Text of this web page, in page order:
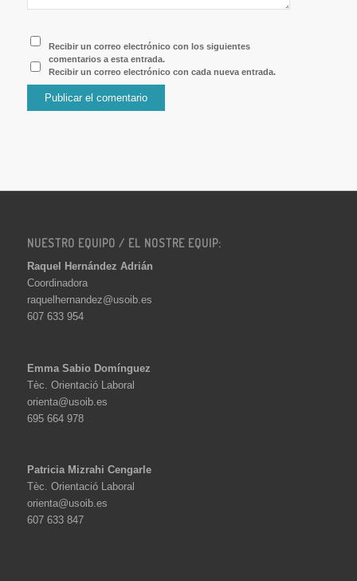
Recibir un correo electrónico con los siguientes
comentarios a esta entrada.
Recibir un correo electrónico con cada nueva entrada.
NUESTRO EQUIPO / EL NOSTRE EQUIP:
Raquel Hernández Adrián
Coordinadora
raquelhernandez@usoib.es
607 633 954
Emma Sabio Domínguez
Tèc. Orientació Laboral
orienta@usoib.es
695 664 978
Patricia Mizrahi Cengarle
Tèc. Orientació Laboral
orienta@usoib.es
607 633 847